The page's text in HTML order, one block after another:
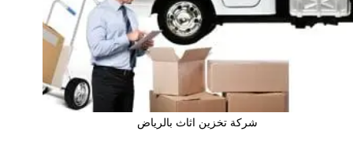
شركة تخزين اثاث بالرياض